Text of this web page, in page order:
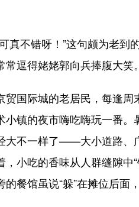
不错呀！”这句颇为老到
逗得姥姥郭向兵捧腹大笑。
国际城的老居民，每逢周
镇的夜市嗨吃嗨玩一番
大不一样了——大小道路、
小吃的香味从人群缝隙
餐馆虽说“躲”在摊位后面